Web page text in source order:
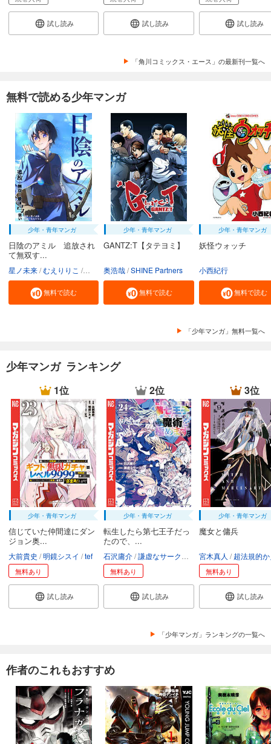
試し読み 試し読み 試し読み
「角川コミックス・エース」の最新刊一覧へ
無料で読める少年マンガ
少年・青年マンガ
日陰のアミル 追放され
て無双す...
星ノ未来 むえりりこ フーモア
無料で読む
少年・青年マンガ
GANTZ:T【タテヨミ】
奥浩哉 SHINE Partners
無料で読む
少年・青年マンガ
妖怪ウォッチ
小西紀行
無料で読む
「少年マンガ」無料一覧へ
少年マンガ ランキング
1位
少年・青年マンガ
信じていた仲間達にダン
ジョン奥...
大前貴史 明鏡シスイ tef
無料あり
試し読み
2位
少年・青年マンガ
転生したら第七王子だっ
たので、...
石沢庸介 謙虚なサークル メル。
無料あり
試し読み
3位
少年・青年マンガ
魔女と傭兵
宮木真人 超法規的か
無料あり
試し読み
「少年マンガ」ランキングの一覧へ
作者のこれもおすすめ